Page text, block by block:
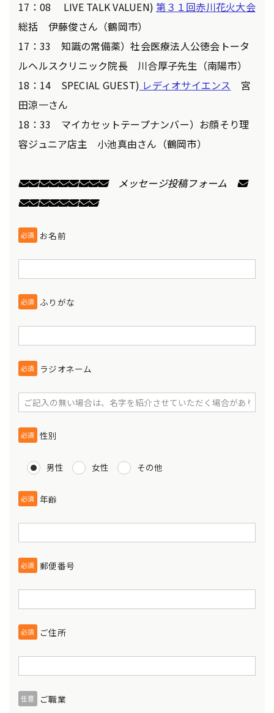
17：08 LIVE TALK VALUEN)第３１回赤川花火大会
総括 伊藤俊さん（鶴岡市）
17：33 知識の常備薬）社会医療法人公徳会トータ
ルヘルスクリニック院長 川合厚子先生（南陽市）
18：14 SPECIAL GUEST) レディオサイエンス 宮
田涼一さん
18：33 マイカセットテープナンバー）お顔そり理
容ジュニア店主 小池真由さん（鶴岡市）
✉✉✉✉✉✉✉✉✉ メッセージ投稿フォーム ✉
✉✉✉✉✉✉✉✉
必須 お名前
必須 ふりがな
必須 ラジオネーム
必須 性別
男性 女性 その他
必須 年齢
必須 郵便番号
必須 ご住所
任意 ご職業